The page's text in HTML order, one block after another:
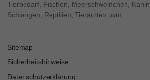
Tierbedarf, Fischen, Meerschweinchen,
Schlangen, Reptilien, Tierärzten uvm.
Sitemap
Sicherheitshinweise
Datenschutzerklärung